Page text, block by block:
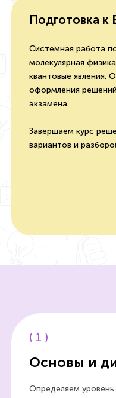
Подготовка к
Системная работа
молекулярная
квантовые явления.
оформления
экзамена.
Завершаем курс
вариантов и
( 1 )
Основы и
Определяем уровень